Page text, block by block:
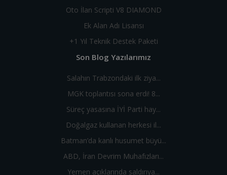
Oto İlan Scripti V8 DIAMOND
Ek Alan Adı Lisansı
+1 Yıl Teknik Destek Paketi
Son Blog Yazılarımız
Salahın Trabzondaki ilk ziya...
MGK toplantısı sona erdi! 8...
Süreç yasasına İYİ Parti hay...
Doğalgaz kullanan herkesi il...
Batman’da kanlı husumet büyü...
ABD, İran Devrim Muhafızları...
Yemen açıklarında saldırıya...